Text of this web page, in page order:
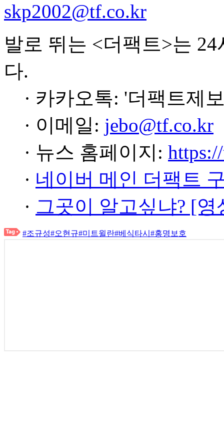
skp2002@tf.co.kr
발로 뛰는 <더팩트>는
다.
· 카카오톡: '더팩트제
· 이메일: jebo@tf.co.kr
· 뉴스 홈페이지:
· 네이버 메인 더팩트
· 그곳이 알고싶냐? [
#조규성#오현규#미트윌란#베식타시 #홍명보호